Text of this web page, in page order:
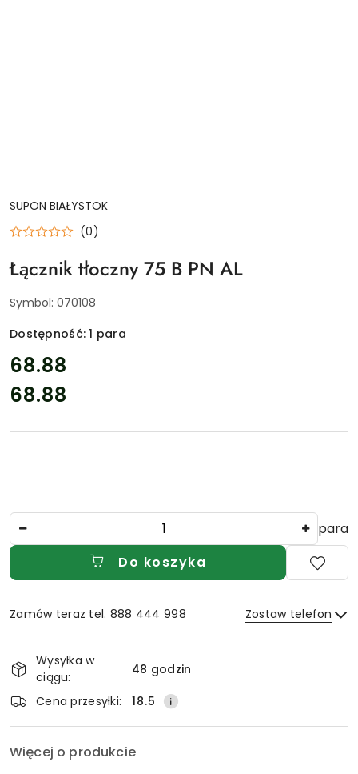
NAZWA
PRODUCENTA:
SUPON BIAŁYSTOK
(0)
Łącznik tłoczny 75 B PN AL
Symbol: 070108
Dostępność:1 para
cena:
68.88
Cena:
68.88
para
Do koszyka
Zamów teraz tel. 888 444 998 Zostaw telefon
i
dostawa
Wysyłka w
ciągu:
48 godzin
Cena przesyłki:
18.5
Więcej o produkcie